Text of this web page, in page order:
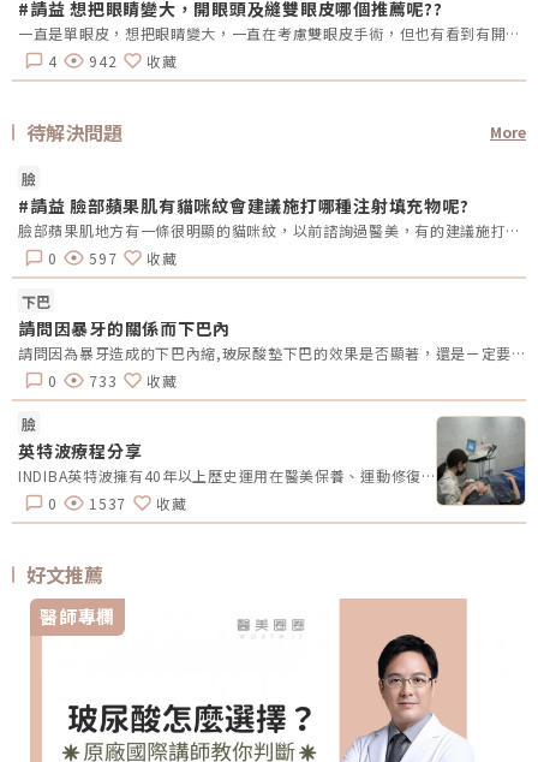
#請益 想把眼睛變大，開眼頭及縫雙眼皮哪個推薦呢??
一直是單眼皮，想把眼睛變大，一直在考慮雙眼皮手術，但也有看到有開眼頭的手術，哪總推薦呢?還是兩個都做??需要注意甚麼嗎??
4
942 收藏
待解決問題 More
臉
#請益 臉部蘋果肌有貓咪紋會建議施打哪種注射填充物呢?
臉部蘋果肌地方有一條很明顯的貓咪紋，以前諮詢過醫美，有的建議施打填充，有的建議做筋膜手術，但目前是不考慮手術，比較考慮填充，填充的話建議用哪種填充物來施打呢?
0
597 收藏
下巴
請問因暴牙的關係而下巴內
請問因為暴牙造成的下巴內縮,玻尿酸墊下巴的效果是否顯著，還是ㄧ定要置入性的墊下巴？
0
733 收藏
臉
英特波療程分享
INDIBA英特波擁有40年以上歷史運用在醫美保養、運動修復、復健治療、維持體態是一台多方位調整的儀器設備堪稱經典模特工作對於外型與顏值要求不言而喻日常對抗歲月的保養真是不能懈怠尤其是隔天有重要約會或出席活動英特波就成了我的保養救星以448千赫茲獨有的內生熱技術平衡細胞離子交換幫助細胞修復自然機能促進身體代謝及微循環讓皮膚重獲彈性第一次施作時還是有點緊張記憶中的電音波都是痛到冒冷汗笑笑在施作的過程中完全0痛感溫溫熱熱的很舒服美容師也會一直關心我的感受並針對我在意的部位點進行加強還舒服到睡覺睡一覺起床就變美了堪稱新一代睡美人神器這次選擇的是臉部英特波重點加強下顎線部分還有先做半邊臉拍攝施作前後對比照明顯感受到臉部拉提及輪廓線更清晰立即有感的效果真的讓人好安心❤️與市面上破壞型的電音波相比英特波為非侵入式無創療程深層及淺層探頭搭配使用針對臉部及頸部紋路雙下巴、腹部脂肪堆積手術術後腫脹、瘀青…等透過細胞修復的原理來得到進一步的改善除了醫美保養及術後修復外英特波的內生熱技術能提高人體基礎體溫在國外英特波還得到「世界級免疫大師」美名如果你也嚮往透過醫學科技得到更好的臉部狀態及體態又不希望疼痛及療程後的副作用INDIBA英特波是一個很值得的選擇🏠：美X館診所👩‍⚕️：呂X欣 醫師Â
0
1537 收藏
好文推薦
醫師專欄